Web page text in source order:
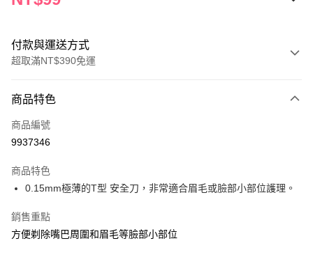
付款與運送方式
超取滿NT$390免運
POYA支付
信用卡一次付款
LINE Pay
Apple Pay
街口支付
商品特色
商品編號
9937346
商品特色
0.15mm極薄的T型 安全刀，非常適合眉毛或臉部小部位護理。
銷售重點
方便剃除嘴巴周圍和眉毛等臉部小部位